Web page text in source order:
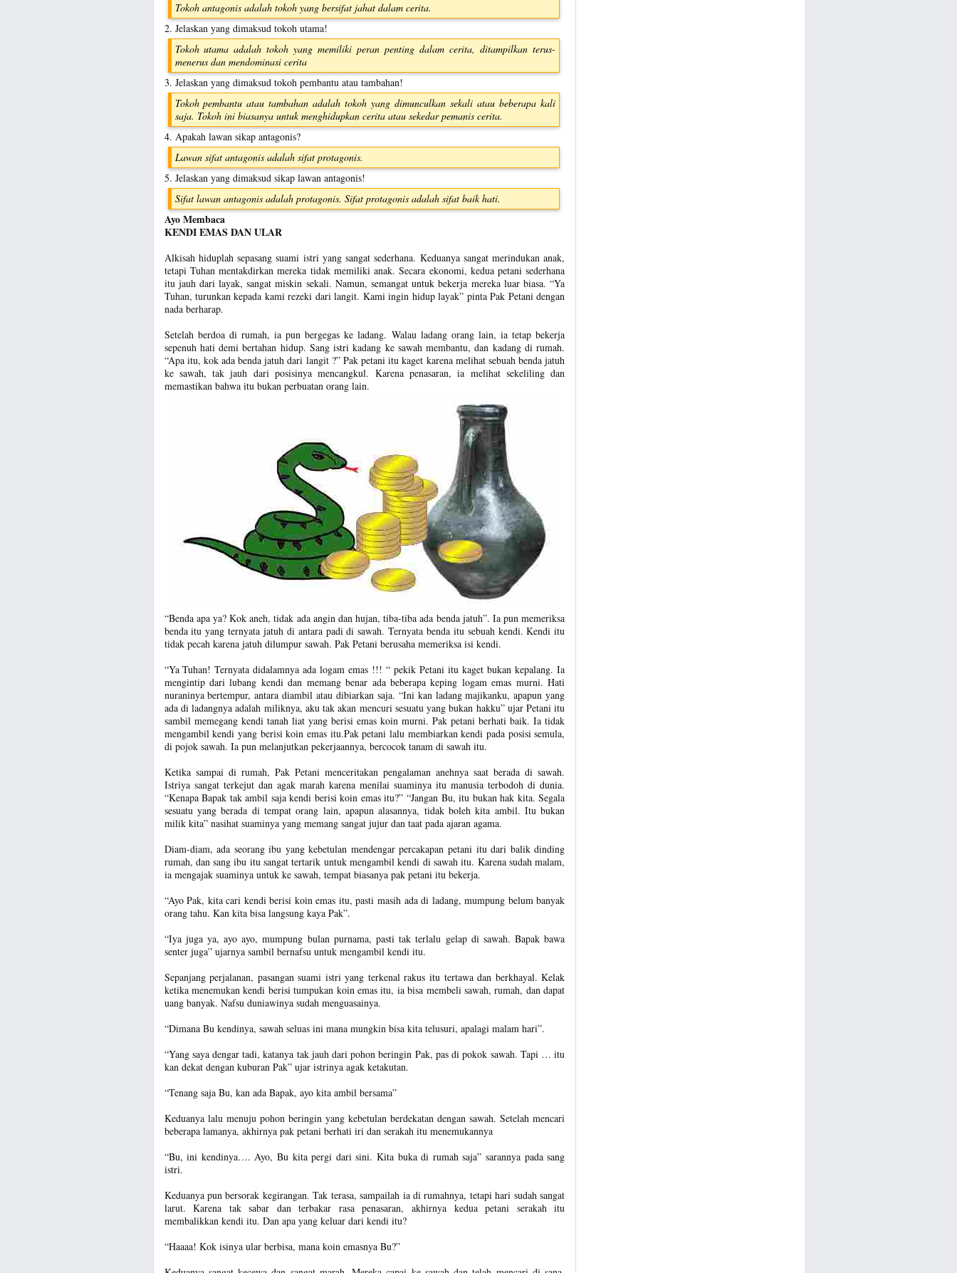
Tokoh antagonis adalah tokoh yang bersifat jahat dalam cerita.
2. Jelaskan yang dimaksud tokoh utama!
Tokoh utama adalah tokoh yang memiliki peran penting dalam cerita, ditampilkan terus-
menerus dan mendominasi cerita
3. Jelaskan yang dimaksud tokoh pembantu atau tambahan!
Tokoh pembantu atau tambahan adalah tokoh yang dimunculkan sekali atau beberapa kali
saja. Tokoh ini biasanya untuk menghidupkan cerita atau sekedar pemanis cerita.
4. Apakah lawan sikap antagonis?
Lawan sifat antagonis adalah sifat protagonis.
5. Jelaskan yang dimaksud sikap lawan antagonis!
Sifat lawan antagonis adalah protagonis. Sifat protagonis adalah sifat baik hati.
Ayo Membaca
KENDI EMAS DAN ULAR
Alkisah hiduplah sepasang suami istri yang sangat sederhana. Keduanya sangat merindukan anak,
tetapi Tuhan mentakdirkan mereka tidak memiliki anak. Secara ekonomi, kedua petani sederhana
itu jauh dari layak, sangat miskin sekali. Namun, semangat untuk bekerja mereka luar biasa. “Ya
Tuhan, turunkan kepada kami rezeki dari langit. Kami ingin hidup layak” pinta Pak Petani dengan
nada berharap.
Setelah berdoa di rumah, ia pun bergegas ke ladang. Walau ladang orang lain, ia tetap bekerja
sepenuh hati demi bertahan hidup. Sang istri kadang ke sawah membantu, dan kadang di rumah.
“Apa itu, kok ada benda jatuh dari langit ?” Pak petani itu kaget karena melihat sebuah benda jatuh
ke sawah, tak jauh dari posisinya mencangkul. Karena penasaran, ia melihat sekeliling dan
memastikan bahwa itu bukan perbuatan orang lain.
“Benda apa ya? Kok aneh, tidak ada angin dan hujan, tiba-tiba ada benda jatuh”. Ia pun memeriksa
benda itu yang ternyata jatuh di antara padi di sawah. Ternyata benda itu sebuah kendi. Kendi itu
tidak pecah karena jatuh dilumpur sawah. Pak Petani berusaha memeriksa isi kendi.
“Ya Tuhan! Ternyata didalamnya ada logam emas !!! “ pekik Petani itu kaget bukan kepalang. Ia
mengintip dari lubang kendi dan memang benar ada beberapa keping logam emas murni. Hati
nuraninya bertempur, antara diambil atau dibiarkan saja. “Ini kan ladang majikanku, apapun yang
ada di ladangnya adalah miliknya, aku tak akan mencuri sesuatu yang bukan hakku” ujar Petani itu
sambil memegang kendi tanah liat yang berisi emas koin murni. Pak petani berhati baik. Ia tidak
mengambil kendi yang berisi koin emas itu.Pak petani lalu membiarkan kendi pada posisi semula,
di pojok sawah. Ia pun melanjutkan pekerjaannya, bercocok tanam di sawah itu.
Ketika sampai di rumah, Pak Petani menceritakan pengalaman anehnya saat berada di sawah.
Istriya sangat terkejut dan agak marah karena menilai suaminya itu manusia terbodoh di dunia.
“Kenapa Bapak tak ambil saja kendi berisi koin emas itu?” “Jangan Bu, itu bukan hak kita. Segala
sesuatu yang berada di tempat orang lain, apapun alasannya, tidak boleh kita ambil. Itu bukan
milik kita” nasihat suaminya yang memang sangat jujur dan taat pada ajaran agama.
Diam-diam, ada seorang ibu yang kebetulan mendengar percakapan petani itu dari balik dinding
rumah, dan sang ibu itu sangat tertarik untuk mengambil kendi di sawah itu. Karena sudah malam,
ia mengajak suaminya untuk ke sawah, tempat biasanya pak petani itu bekerja.
“Ayo Pak, kita cari kendi berisi koin emas itu, pasti masih ada di ladang, mumpung belum banyak
orang tahu. Kan kita bisa langsung kaya Pak”.
“Iya juga ya, ayo ayo, mumpung bulan purnama, pasti tak terlalu gelap di sawah. Bapak bawa
senter juga” ujarnya sambil bernafsu untuk mengambil kendi itu.
Sepanjang perjalanan, pasangan suami istri yang terkenal rakus itu tertawa dan berkhayal. Kelak
ketika menemukan kendi berisi tumpukan koin emas itu, ia bisa membeli sawah, rumah, dan dapat
uang banyak. Nafsu duniawinya sudah menguasainya.
“Dimana Bu kendinya, sawah seluas ini mana mungkin bisa kita telusuri, apalagi malam hari”.
“Yang saya dengar tadi, katanya tak jauh dari pohon beringin Pak, pas di pokok sawah. Tapi … itu
kan dekat dengan kuburan Pak” ujar istrinya agak ketakutan.
“Tenang saja Bu, kan ada Bapak, ayo kita ambil bersama”
Keduanya lalu menuju pohon beringin yang kebetulan berdekatan dengan sawah. Setelah mencari
beberapa lamanya, akhirnya pak petani berhati iri dan serakah itu menemukannya
“Bu, ini kendinya…. Ayo, Bu kita pergi dari sini. Kita buka di rumah saja” sarannya pada sang
istri.
Keduanya pun bersorak kegirangan. Tak terasa, sampailah ia di rumahnya, tetapi hari sudah sangat
larut. Karena tak sabar dan terbakar rasa penasaran, akhirnya kedua petani serakah itu
membalikkan kendi itu. Dan apa yang keluar dari kendi itu?
“Haaaa! Kok isinya ular berbisa, mana koin emasnya Bu?”